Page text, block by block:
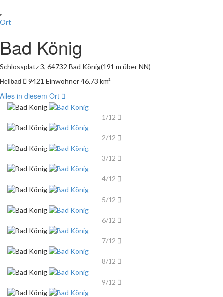
Ort
Bad König
Schlossplatz 3, 64732 Bad König(191 m über NN)
Heilbad
9421 Einwohner46.73 km²
Alles in diesem Ort
1/12
2/12
3/12
4/12
5/12
6/12
7/12
8/12
9/12